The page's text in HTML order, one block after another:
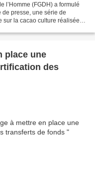
l’Homme (FGDH) a formulé
de presse, une série de
sur la cacao culture réalisée
place une
des